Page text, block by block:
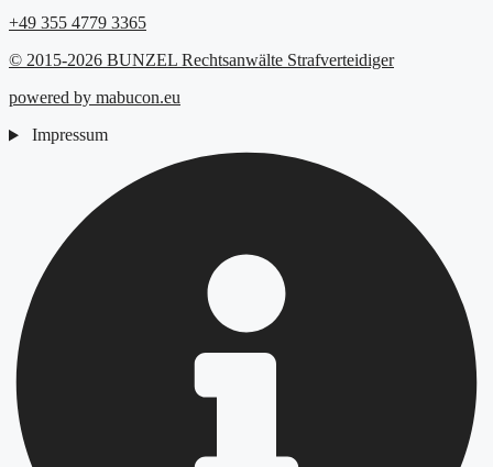
+49 355 4779 3365
© 2015-2026 BUNZEL Rechtsanwälte Strafverteidiger
powered by mabucon.eu
Impressum